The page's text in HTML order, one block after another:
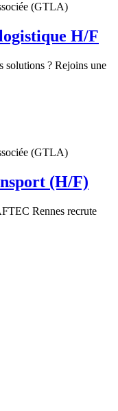
(GTLA)
H/F
solutions ? Rejoins une
(GTLA)
(H/F)
Rennes recrute